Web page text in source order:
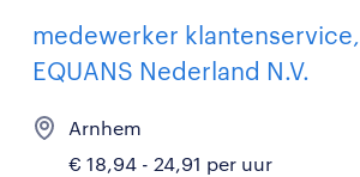
medewerker klantenservice,
EQUANS Nederland N.V.
Arnhem
€ 18,94 - 24,91 per uur